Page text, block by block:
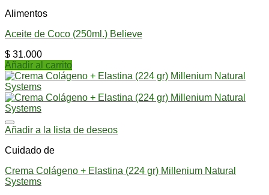
Alimentos
Aceite de Coco (250ml.) Believe
$ 31.000
Añadir al carrito
Añadir a la lista de deseos
Cuidado de
Crema Colágeno + Elastina (224 gr) Millenium Natural
Systems